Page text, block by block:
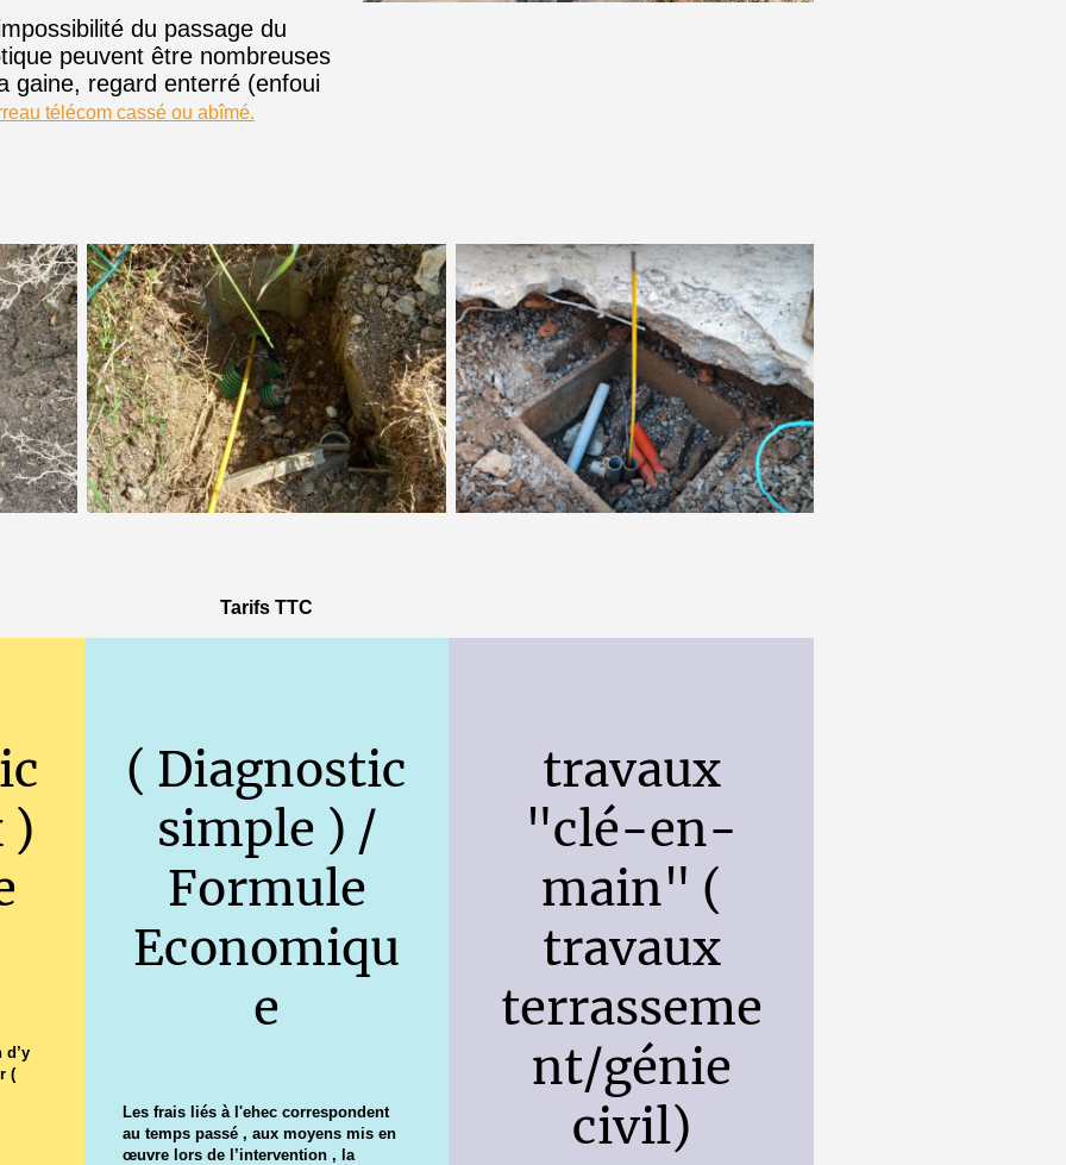
du passage du
peuvent être nombreuses
gaine, regard enterré (enfoui
télécom cassé ou abîmé.
Tarifs TTC
)
d’y
(
( Diagnostic
simple ) /
Formule
Economiqu
e
Les frais liés à l'ehec correspondent
au temps passé , aux moyens mis en
œuvre lors de l’intervention , la
travaux
"clé-en-
main" (
travaux
terrasseme
nt/génie
civil)